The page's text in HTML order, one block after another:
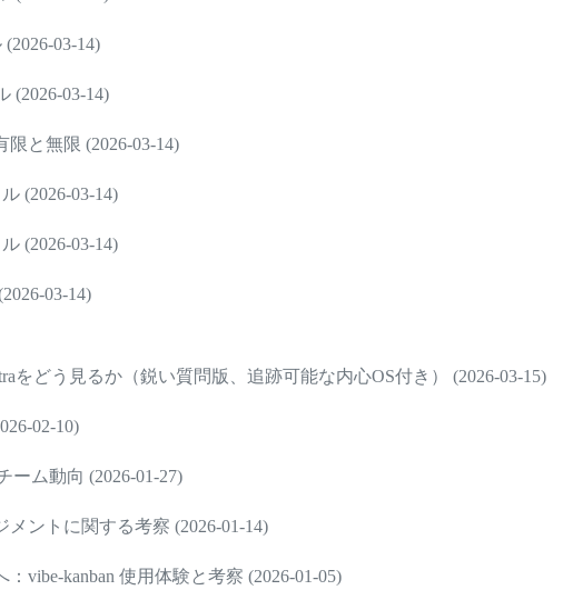
03-14)
(2026-03-14)
と無限 (2026-03-14)
(2026-03-14)
(2026-03-14)
03-14)
をどう見るか（鋭い質問版、追跡可能な内心OS付き） (2026-03-15)
02-10)
ーム動向 (2026-01-27)
ントに関する考察 (2026-01-14)
vibe-kanban 使用体験と考察 (2026-01-05)